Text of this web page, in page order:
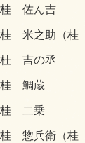
桂 佐ん吉
桂 米之助（桂
桂 吉の丞
桂 鯛蔵
桂 二乗
桂 惣兵衛（桂